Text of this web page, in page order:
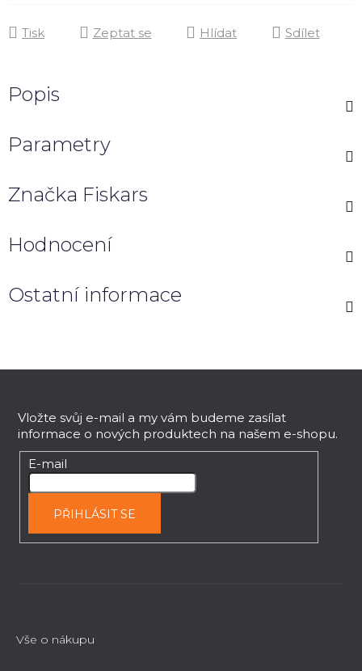
Tisk Zeptat se Hlídat Sdílet
Popis
Parametry
Značka Fiskars
Hodnocení
Ostatní informace
Vložte svůj e-mail a my vám budeme zasílat
informace o nových produktech na našem e-shopu.
E-mail
PŘIHLÁSIT SE
Vše o nákupu